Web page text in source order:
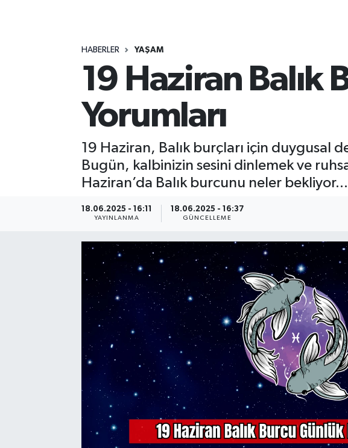
HABERLER YAŞAM
19 Haziran Balık
Yorumları
19 Haziran, Balık burçları için duygusal
Bugün, kalbinizin sesini dinlemek ve
Haziran’da Balık burcunu neler bekliyor...
18.06.2025 - 16:11
YAYINLANMA
18.06.2025 - 16:37
GÜNCELLEME
ÖZEL HABER
RESMİ İLANLAR
SOSYAL YARDIMLAR
SPONSORLU YAZI